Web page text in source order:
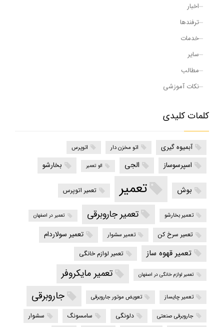
اخبار
ترفندها
خدمات
سایر
مطالب
نکات آموزشی
کلمات کلیدی
آبمیوه گیری اتو مخزن دار اتوپرس
اسپرسوساز الجی الو تعمیر بخارشو
بوش تعمیر تعمیر اتوپرس
تعمیر بخارشو تعمیر جاروبرقی تعمیر در اصفهان
تعمیر سرخ کن تعمیر سشوار تعمیر سولاردام
تعمیر قهوه ساز تعمیر لوازم خانگی
تعمیر لوازم خانگی در اصفهان تعمیر مایکروفر
تعمیر چایساز تعویض موتور جاروبرقی جاروبرقی
جاروبرقی صنعتی دلونگی سامسونگ
سشوار